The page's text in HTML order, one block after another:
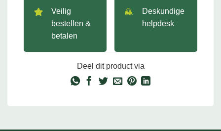
Veilig
bestellen &
betalen
Deskundige
helpdesk
Deel dit product via